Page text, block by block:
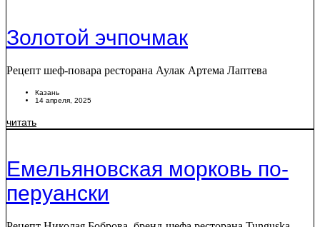
Золотой эчпочмак
Рецепт шеф-повара ресторана Аулак Артема Лаптева
Казань
14 апреля, 2025
читать
Емельяновская морковь по-
перуански